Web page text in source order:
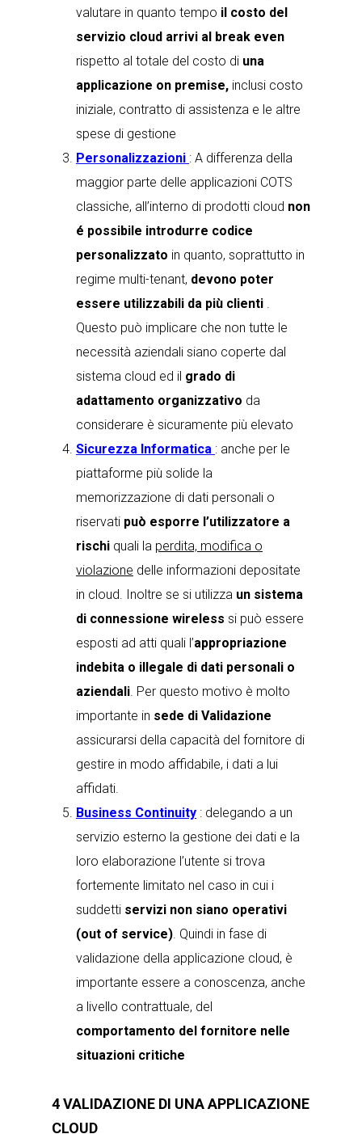
valutare in quanto tempo il costo del
servizio cloud arrivi al break even
rispetto al totale del costo di una
applicazione on premise, inclusi costo
iniziale, contratto di assistenza e le altre
spese di gestione
Personalizzazioni : A differenza della
maggior parte delle applicazioni COTS
classiche, all’interno di prodotti cloud non
é possibile introdurre codice
personalizzato in quanto, soprattutto in
regime multi-tenant, devono poter
essere utilizzabili da più clienti .
Questo può implicare che non tutte le
necessità aziendali siano coperte dal
sistema cloud ed il grado di
adattamento organizzativo da
considerare è sicuramente più elevato
Sicurezza Informatica : anche per le
piattaforme più solide la
memorizzazione di dati personali o
riservati può esporre l’utilizzatore a
rischi quali la perdita, modifica o
violazione delle informazioni depositate
in cloud. Inoltre se si utilizza un sistema
di connessione wireless si può essere
esposti ad atti quali l’appropriazione
indebita o illegale di dati personali o
aziendali. Per questo motivo è molto
importante in sede di Validazione
assicurarsi della capacità del fornitore di
gestire in modo affidabile, i dati a lui
affidati.
Business Continuity : delegando a un
servizio esterno la gestione dei dati e la
loro elaborazione l’utente si trova
fortemente limitato nel caso in cui i
suddetti servizi non siano operativi
(out of service). Quindi in fase di
validazione della applicazione cloud, è
importante essere a conoscenza, anche
a livello contrattuale, del
comportamento del fornitore nelle
situazioni critiche
4 VALIDAZIONE DI UNA APPLICAZIONE
CLOUD